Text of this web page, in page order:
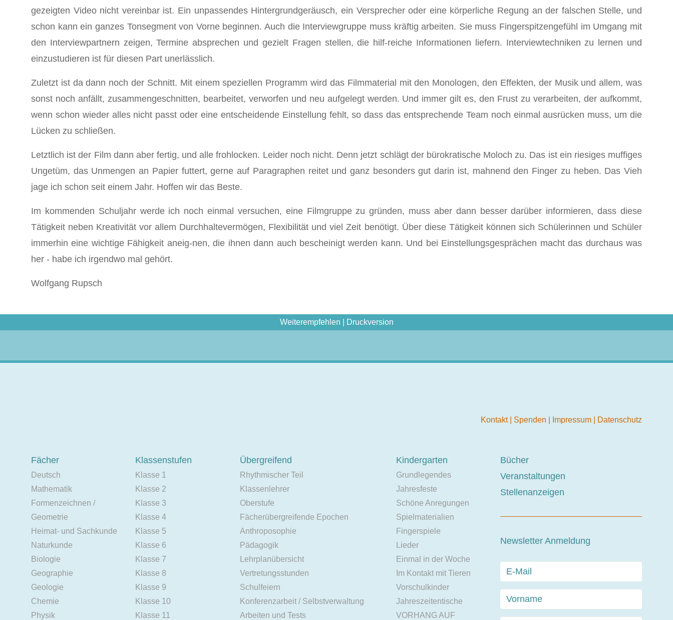
gezeigten Video nicht vereinbar ist. Ein unpassendes Hintergrundgeräusch, ein Versprecher oder eine körperliche Regung an der falschen Stelle, und
schon kann ein ganzes Tonsegment von Vorne beginnen. Auch die Interviewgruppe muss kräftig arbeiten. Sie muss Fingerspitzengefühl im Umgang mit
den Interviewpartnern zeigen, Termine absprechen und gezielt Fragen stellen, die hilf-reiche Informationen liefern. Interviewtechniken zu lernen und
einzustudieren ist für diesen Part unerlässlich.
Zuletzt ist da dann noch der Schnitt. Mit einem speziellen Programm wird das Filmmaterial mit den Monologen, den Effekten, der Musik und allem, was
sonst noch anfällt, zusammengeschnitten, bearbeitet, verworfen und neu aufgelegt werden. Und immer gilt es, den Frust zu verarbeiten, der aufkommt,
wenn schon wieder alles nicht passt oder eine entscheidende Einstellung fehlt, so dass das entsprechende Team noch einmal ausrücken muss, um die
Lücken zu schließen.
Letztlich ist der Film dann aber fertig, und alle frohlocken. Leider noch nicht. Denn jetzt schlägt der bürokratische Moloch zu. Das ist ein riesiges muffiges
Ungetüm, das Unmengen an Papier futtert, gerne auf Paragraphen reitet und ganz besonders gut darin ist, mahnend den Finger zu heben. Das Vieh
jage ich schon seit einem Jahr. Hoffen wir das Beste.
Im kommenden Schuljahr werde ich noch einmal versuchen, eine Filmgruppe zu gründen, muss aber dann besser darüber informieren, dass diese
Tätigkeit neben Kreativität vor allem Durchhaltevermögen, Flexibilität und viel Zeit benötigt. Über diese Tätigkeit können sich Schülerinnen und Schüler
immerhin eine wichtige Fähigkeit aneig-nen, die ihnen dann auch bescheinigt werden kann. Und bei Einstellungsgesprächen macht das durchaus was
her - habe ich irgendwo mal gehört.
Wolfgang Rupsch
Weiterempfehlen Druckversion
Kontakt Spenden Impressum Datenschutz
Fächer
Deutsch
Mathematik
Formenzeichnen /
Geometrie
Heimat- und Sachkunde
Naturkunde
Biologie
Geographie
Geologie
Chemie
Physik
Klassenstufen
Klasse 1
Klasse 2
Klasse 3
Klasse 4
Klasse 5
Klasse 6
Klasse 7
Klasse 8
Klasse 9
Klasse 10
Klasse 11
Übergreifend
Rhythmischer Teil
Klassenlehrer
Oberstufe
Fächerübergreifende Epochen
Anthroposophie
Pädagogik
Lehrplanübersicht
Vertretungsstunden
Schulfeiern
Konferenzarbeit / Selbstverwaltung
Arbeiten und Tests
Kindergarten
Grundlegendes
Jahresfeste
Schöne Anregungen
Spielmaterialien
Fingerspiele
Lieder
Einmal in der Woche
Im Kontakt mit Tieren
Vorschulkinder
Jahreszeitentische
VORHANG AUF
Bücher
Veranstaltungen
Stellenanzeigen
Newsletter Anmeldung